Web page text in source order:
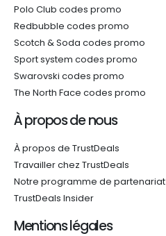
Polo Club codes promo
Redbubble codes promo
Scotch & Soda codes promo
Sport system codes promo
Swarovski codes promo
The North Face codes promo
À propos de nous
À propos de TrustDeals
Travailler chez TrustDeals
Notre programme de partenariat
TrustDeals Insider
Mentions légales